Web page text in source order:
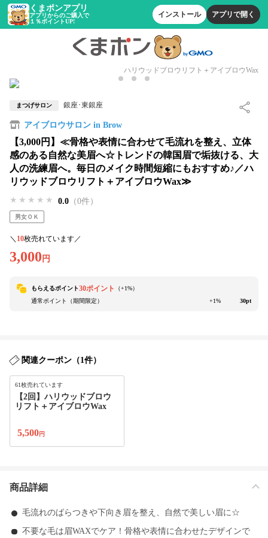
くまポンアプリ
アプリからのご購入で
１％ポイントUP!
インストール アプリで開く
ハリウッドブロウリフト＋アイブロウWax
まつげサロン 銀座･東銀座
アイブロウサロン in Brow
【3,000円】≪骨格や表情に合わせて毛流れを整え、立体
感のある自然な美眉へ☆トレンドの韓国眉で垢抜ける、大
人の洗練眉へ。毎日のメイク時間短縮にもおすすめ♪／ハ
リウッドブロウリフト＋アイブロウWax≫
★★★★★
★★★★★
★★★★★ 0.0 （0件）
男女ＯＫ
＼ 10枚売れています／
3,000 円
もらえるポイント30ポイント （+1%）
通常ポイント（期間限定）
+1% 30pt
関連クーポン（1件）
61枚売れています
【2回】ハリウッドブロウ
リフト＋アイブロウWax
5,500円
商品詳細
毛流れのばらつきや下向き眉を整え、自然で美しい眉に☆
不要な毛は眉WAXでケア！骨格や表情に合わせたデザインで